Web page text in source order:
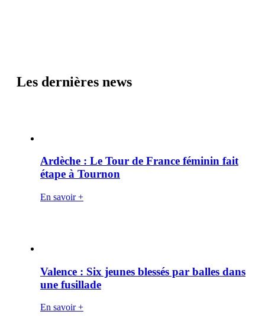
Les dernières news
Ardèche : Le Tour de France féminin fait
étape à Tournon
En savoir +
Valence : Six jeunes blessés par balles dans
une fusillade
En savoir +